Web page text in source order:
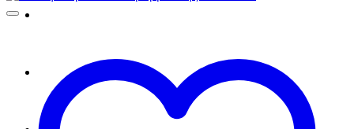
Checkout